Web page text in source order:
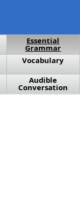
Essential
Grammar
Vocabulary
Audible
Conversation